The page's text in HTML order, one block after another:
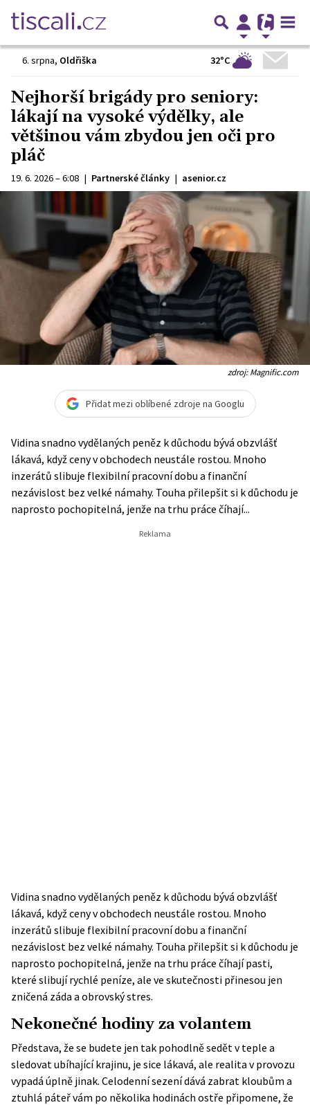
6. srpna, Oldřiška 32°C
Nejhorší brigády pro seniory:
lákají na vysoké výdělky, ale
většinou vám zbydou jen oči pro
pláč
19. 6. 2026 – 6:08 | Partnerské články | asenior.cz
zdroj: Magnific.com
Přidat mezi oblíbené zdroje na Googlu
Vidina snadno vydělaných peněz k důchodu bývá obzvlášť
lákavá, když ceny v obchodech neustále rostou. Mnoho
inzerátů slibuje flexibilní pracovní dobu a finanční
nezávislost bez velké námahy. Touha přilepšit si k důchodu je
naprosto pochopitelná, jenže na trhu práce číhají...
Vidina snadno vydělaných peněz k důchodu bývá obzvlášť
lákavá, když ceny v obchodech neustále rostou. Mnoho
inzerátů slibuje flexibilní pracovní dobu a finanční
nezávislost bez velké námahy. Touha přilepšit si k důchodu je
naprosto pochopitelná, jenže na trhu práce číhají pasti,
které slibují rychlé peníze, ale ve skutečnosti přinesou jen
zničená záda a obrovský stres.
Nekonečné hodiny za volantem
Představa, že se budete jen tak pohodlně sedět v teple a
sledovat ubíhající krajinu, je sice lákavá, ale realita v provozu
vypadá úplně jinak. Celodenní sezení dává zabrat kloubům a
ztuhlá páteř vám po několika hodinách ostře připomene, že